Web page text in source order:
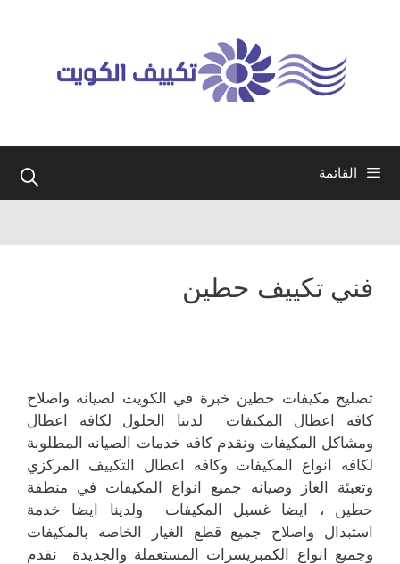
القائمة
فني تكييف حطين
تصليح مكيفات حطين خبرة في الكويت لصيانه واصلاح
كافه اعطال المكيفات لدينا الحلول لكافه اعطال
ومشاكل المكيفات ونقدم كافه خدمات الصيانه المطلوبة
لكافه انواع المكيفات وكافه اعطال التكييف المركزي
وتعبئة الغاز وصيانه جميع انواع المكيفات في منطقة
حطين ، ايضا غسيل المكيفات ولدينا ايضا خدمة
استبدال واصلاح جميع قطع الغيار الخاصه بالمكيفات
وجميع انواع الكمبريسرات المستعملة والجديدة نقدم